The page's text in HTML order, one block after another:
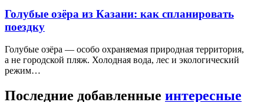
Голубые озёра из Казани: как спланировать
поездку
Голубые озёра — особо охраняемая природная территория,
а не городской пляж. Холодная вода, лес и экологический
режим…
Последние добавленные интересные